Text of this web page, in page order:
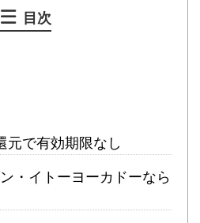
目次
元で有効期限なし
・イトーヨーカドーなら